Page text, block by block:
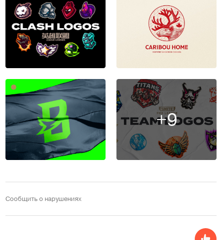
+9
Сообщить о нарушениях